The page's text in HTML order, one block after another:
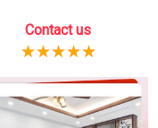
Contact us